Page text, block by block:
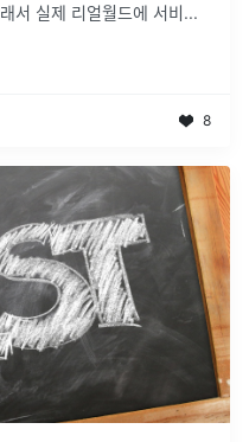
서 실제 리얼월드에 서비...
8